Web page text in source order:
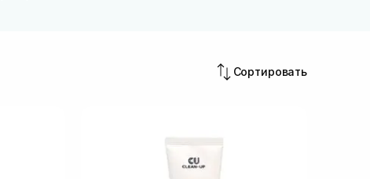
Сортировать